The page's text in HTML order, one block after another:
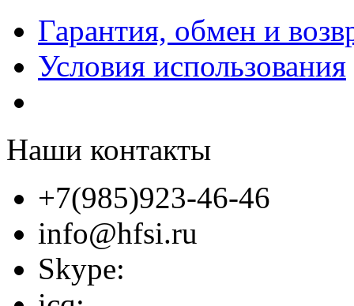
Гарантия, обмен и
Условия использования
Наши контакты
+7(985)923-46-46
info@hfsi.ru
Skype: